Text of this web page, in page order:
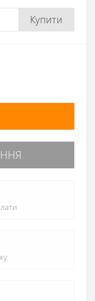
Купити